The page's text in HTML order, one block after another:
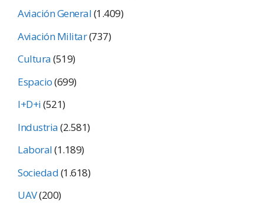
Aviación General(1.409)
Aviación Militar(737)
Cultura(519)
Espacio(699)
I+D+i(521)
Industria(2.581)
Laboral(1.189)
Sociedad(1.618)
UAV(200)